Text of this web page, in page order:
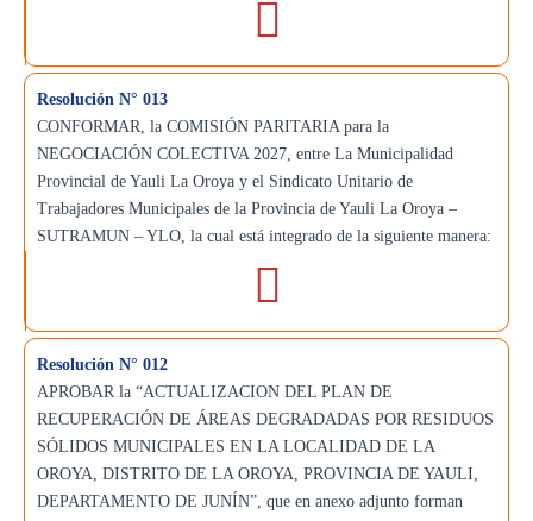
Resolución N° 013
CONFORMAR, la COMISIÓN PARITARIA para la
NEGOCIACIÓN COLECTIVA 2027, entre La Municipalidad
Provincial de Yauli La Oroya y el Sindicato Unitario de
Trabajadores Municipales de la Provincia de Yauli La Oroya –
SUTRAMUN – YLO, la cual está integrado de la siguiente manera:
Resolución N° 012
APROBAR la “ACTUALIZACION DEL PLAN DE
RECUPERACIÓN DE ÁREAS DEGRADADAS POR RESIDUOS
SÓLIDOS MUNICIPALES EN LA LOCALIDAD DE LA
OROYA, DISTRITO DE LA OROYA, PROVINCIA DE YAULI,
DEPARTAMENTO DE JUNÍN”, que en anexo adjunto forman